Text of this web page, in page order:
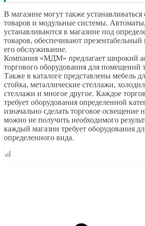
В магазине могут также
товаров и модульные системы.
устанавливаются в магазине под
товаров, обеспечивают презентабельный
его обслуживание.
Компания «МДМ» предлагает широкий
торгового оборудования для помещений
Также в каталоге представлены мебель
стойка, металлические стеллажи,
стеллажи и многое другое. Каждое
требует оборудования определенной
изначально сделать торговое освещение
можно не получить необходимого
каждый магазин требует оборудования
определенного вида.